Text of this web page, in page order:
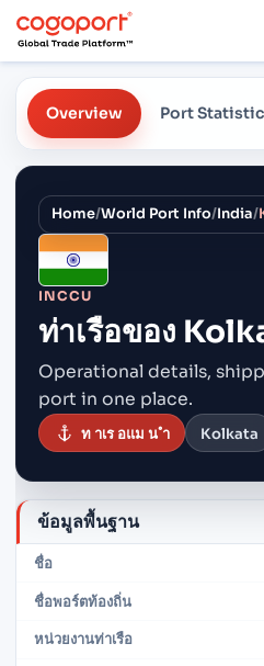
Overview Port
Home/World Port Info/India/
INCCU
ท่าเรือของ
Operational details,
port in one place.
ท าเร อแม น ำ Kolkata
ข้อมูลพื้นฐาน
ชื่อ
ชื่อพอร์ตท้องถิ่น
หน่วยงานท่าเรือ